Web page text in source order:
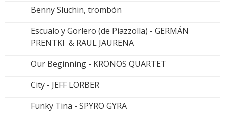
Benny Sluchin, trombón
Escualo y Gorlero (de Piazzolla) - GERMÁN
PRENTKI & RAUL JAURENA
Our Beginning - KRONOS QUARTET
City - JEFF LORBER
Funky Tina - SPYRO GYRA